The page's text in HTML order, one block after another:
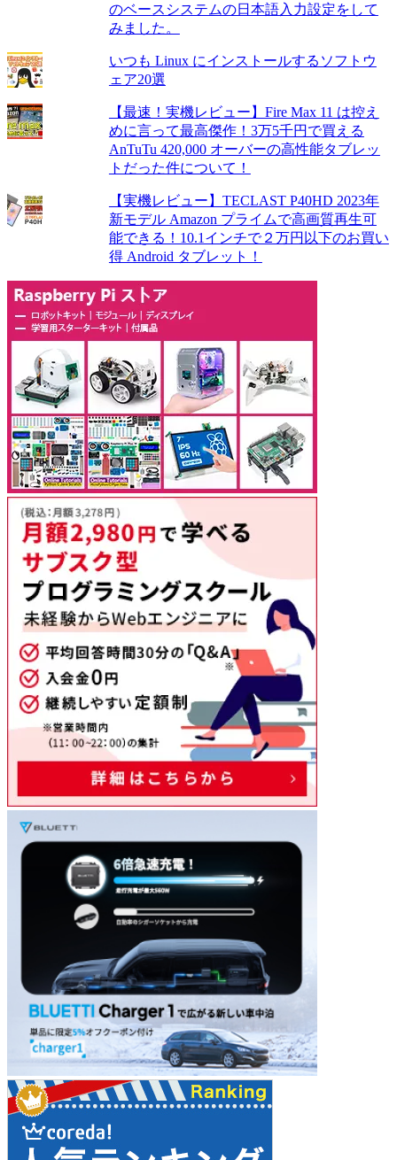
のベースシステムの日本語入力設定をして
みました。
いつも Linux にインストールするソフトウ
ェア20選
【最速！実機レビュー】Fire Max 11 は控え
めに言って最高傑作！3万5千円で買える
AnTuTu 420,000 オーバーの高性能タブレッ
トだった件について！
【実機レビュー】TECLAST P40HD 2023年
新モデル Amazon プライムで高画質再生可
能できる！10.1インチで２万円以下のお買い
得 Android タブレット！